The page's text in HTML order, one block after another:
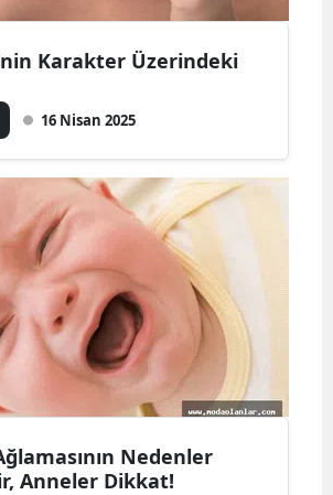
Karakter Üzerindeki
16 Nisan 2025
Nedenler
Anneler Dikkat!